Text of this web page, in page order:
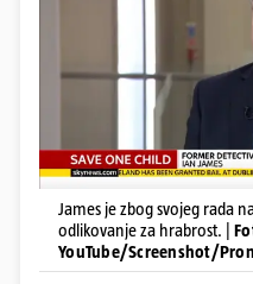
James je zbog svojeg rada
odlikovanje za hrabrost. |
YouTube/Screenshot/